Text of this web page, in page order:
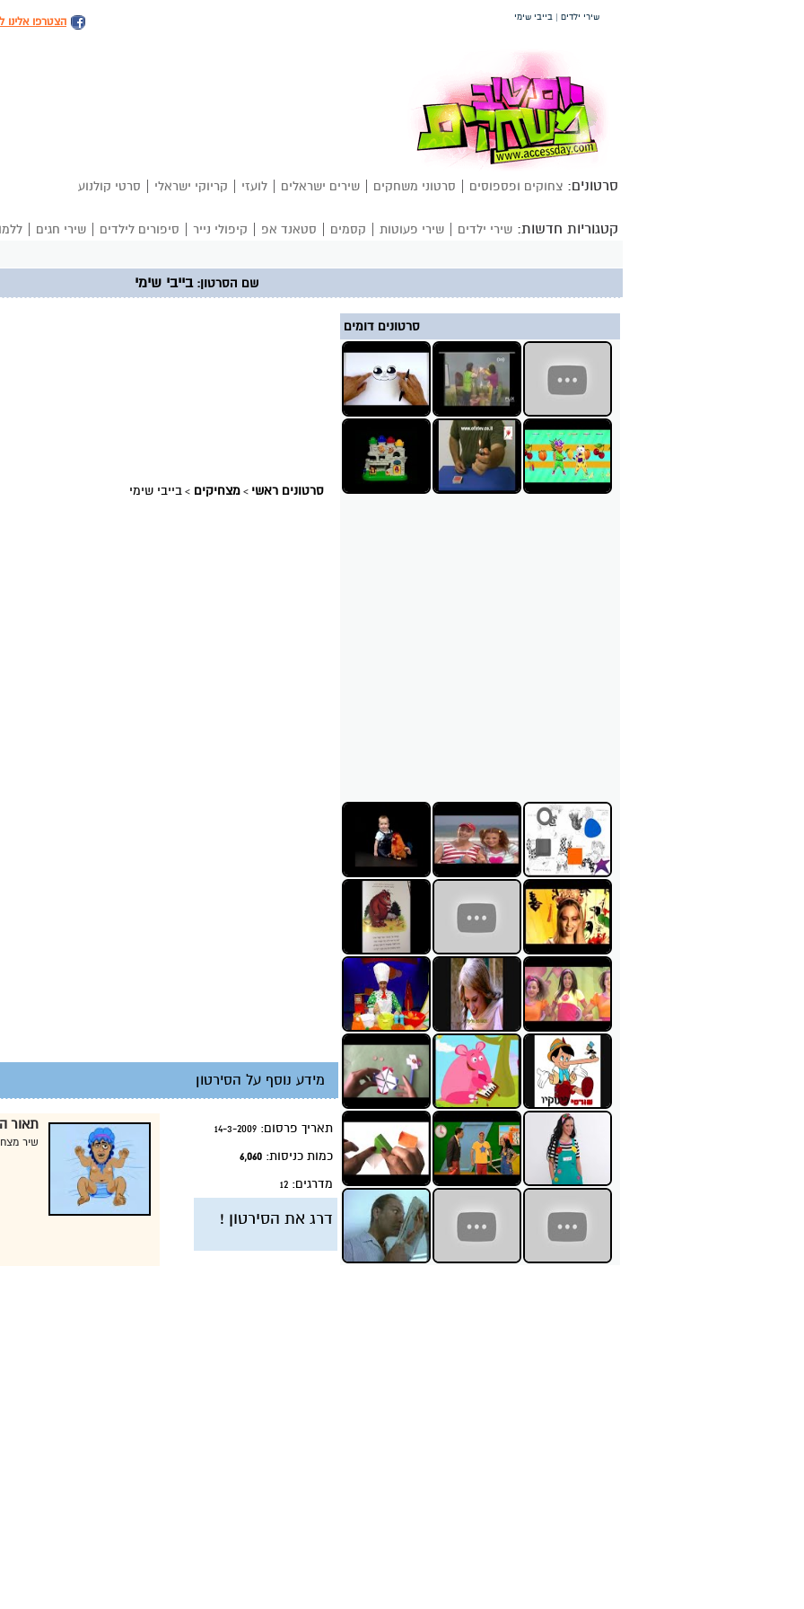
שירי ילדים | בייבי שימי הצטרפו אלינו
סרטונים: צחוקים ופספוסים סרטוני משחקים שירים ישראלים לועזי קריוקי ישראלי סרטי קולנוע
קטגוריות חדשות: שירי ילדים שירי פעוטות קסמים סטאנד אפ קיפולי נייר סיפורים לילדים שירי חגים
שם הסרטון: בייבי שימי
סרטונים ראשי > מצחיקים > בייבי שימי
מידע נוסף על הסירטון
תאריך פרסום: 14-3-2009
כמות כניסות: 6,060
מדרגים: 12
דרג את הסירטון !
תאור
שיר
סרטונים דומים